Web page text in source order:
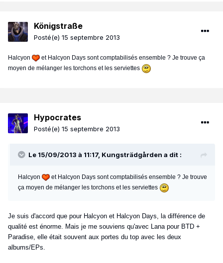
Königstraße
Posté(e) 15 septembre 2013
Halcyon
et Halcyon Days sont comptabilisés ensemble ? Je trouve ça
moyen de mélanger les torchons et les serviettes
Hypocrates
Posté(e) 15 septembre 2013
Le 15/09/2013 à 11:17, Kungsträdgården a dit :
Halcyon
et Halcyon Days sont comptabilisés ensemble ? Je trouve
ça moyen de mélanger les torchons et les serviettes
Je suis d'accord que pour Halcyon et Halcyon Days, la différence de
qualité est énorme. Mais je me souviens qu'avec Lana pour BTD +
Paradise, elle était souvent aux portes du top avec les deux
albums/EPs.